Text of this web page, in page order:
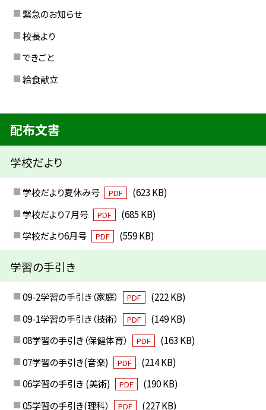
緊急のお知らせ
校長より
できごと
給食献立
配布文書
学校だより
学校だより夏休み号 PDF
(623 KB)
学校だより７月号
PDF
(685 KB)
学校だより6月号
PDF (559 KB)
学習の手引き
09-2学習の手引き（家庭） PDF
(222 KB)
09-1学習の手引き（技術）
PDF
(149 KB)
08学習の手引き（保健体育）
PDF
(163 KB)
07学習の手引き(音楽)
PDF
(214 KB)
06学習の手引き (美術)
PDF
(190 KB)
05学習の手引き(理科）
PDF (227 KB)